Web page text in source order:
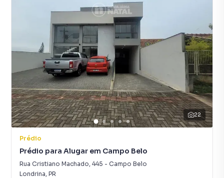
22
Prédio
Prédio para Alugar em Campo Belo
Rua Cristiano Machado, 445 - Campo Belo
Londrina, PR